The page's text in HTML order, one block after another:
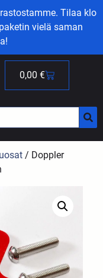
Tilaa klo
vielä saman
0,00 €
/ Doppler